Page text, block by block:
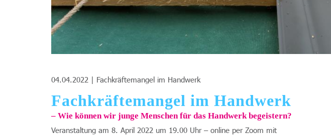
04.04.2022 | Fachkräftemangel im Handwerk
Fachkräftemangel im Handwerk
– Wie können wir junge Menschen für das Handwerk begeistern?
Veranstaltung am 8. April 2022 um 19.00 Uhr – online per Zoom mit